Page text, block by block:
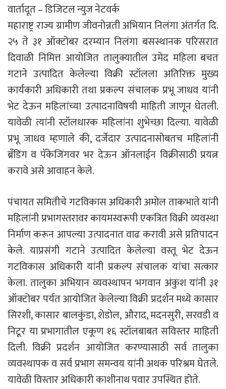
वार्तादूत – डिजिटल न्युज नेटवर्क
महाराष्ट्र राज्य ग्रामीण जीवनोन्नती अभियान निलंगा अंतर्गत दि.
२५ ते ३१ ऑक्टोबर दरम्यान निलंगा बसस्थानक परिसरात
दिवाळी निमित्त आयोजित तालुक्यातील उमेद महिला बचत
गटाने उत्पादित केलेल्या विक्री स्टॉलला अतिरिक्त मुख्य
कार्यकारी अधिकारी तथा प्रकल्प संचालक प्रभू जाधव यांनी
भेट देऊन महिलांच्या उत्पादनाविषयी माहिती जाणून घेतली.
यावेळी त्यांनी स्टॉलधारक महिलांना शुभेच्छा दिल्या. यावेळी
प्रभू जाधव म्हणाले की, दर्जेदार उत्पादनासोबतच महिलांनी
ब्रँडिंग व पॅकेजिंगवर भर देऊन ऑनलाईन विक्रीसाठी प्रयत्न
करावे असे आवाहन केले.
पंचायत समितीचे गटविकास अधिकारी अमोल ताकभाते यांनी
महिलांनी प्रभागस्तरावर कायमस्वरूपी एकत्रित विक्री व्यवस्था
निर्माण करून आपल्या उत्पादनात वाढ करावी असे प्रतिपादन
केले. याप्रसंगी गटाने उत्पादित केलेल्या वस्तू भेट देऊन
गटविकास अधिकारी यांनी प्रकल्प संचालक यांचा सत्कार
केला. तालुका अभियान व्यवस्थापन भगवान अंकुश यांनी ३१
ऑक्टोबर पर्यत आयोजित केलेल्या विक्री प्रदर्शन मध्ये कासार
सिरशी, कासार बालकुंडा, शेडोल, औराद, मदनसुरी, सरवडी व
निटूर या प्रभागातील एकूण १६ स्टॉलबाबत सविस्तर माहिती
दिली. विक्री प्रदर्शन आयोजित करण्यासाठी सर्व तालुका
व्यवस्थापक व सर्व प्रभाग समन्वय यांनी अथक परिश्रम घेतले.
यावेळी विस्तार अधिकारी काशीनाथ पवार उपस्थित होते.